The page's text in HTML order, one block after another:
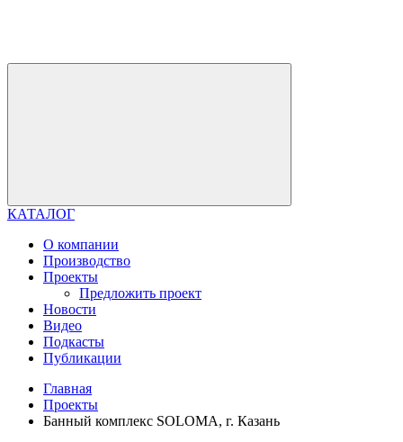
КАТАЛОГ
О компании
Производство
Проекты
Предложить проект
Новости
Видео
Подкасты
Публикации
Главная
Проекты
Банный комплекс SOLOMA, г. Казань